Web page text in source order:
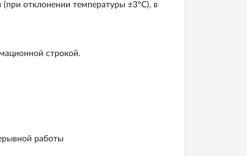
(при отклонении температуры ±3°С), в
строкой.
работы